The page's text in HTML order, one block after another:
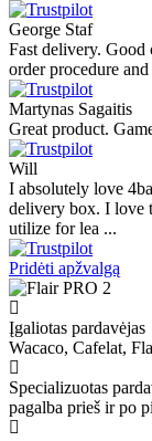
George Staf
Fast delivery. Good
order procedure
Martynas Sagaitis
Great product.
Will
I absolutely love
delivery box. I love
utilize for lea ...
Pridėti apžvalgą
Įgaliotas pardavėjas
Wacaco, Cafelat,
Specializuotas
pagalba prieš ir po